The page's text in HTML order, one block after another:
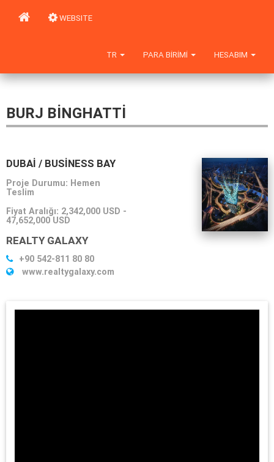
WEBSITE
HESABIM
PARA BIRIMI
TR
BURJ BINGHATTI
DUBAI / BUSINESS BAY
Proje Durumu: Hemen
Teslim
Fiyat Aralığı: 2,342,000 USD -
47,652,000 USD
REALTY GALAXY
+90 542-811 80 80
www.realtygalaxy.com